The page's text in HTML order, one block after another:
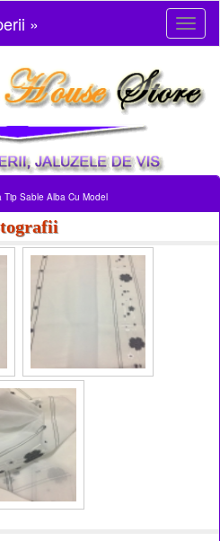
»
Tip Sable Alba Cu Model